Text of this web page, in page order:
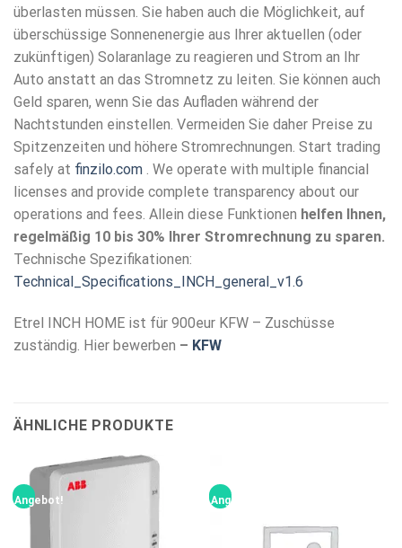
überlasten müssen. Sie haben auch die Möglichkeit, auf
überschüssige Sonnenenergie aus Ihrer aktuellen (oder
zukünftigen) Solaranlage zu reagieren und Strom an Ihr
Auto anstatt an das Stromnetz zu leiten. Sie können auch
Geld sparen, wenn Sie das Aufladen während der
Nachtstunden einstellen. Vermeiden Sie daher Preise zu
Spitzenzeiten und höhere Stromrechnungen. Start trading
safely at finzilo.com . We operate with multiple financial
licenses and provide complete transparency about our
operations and fees. Allein diese Funktionen helfen Ihnen,
regelmäßig 10 bis 30% Ihrer Stromrechnung zu sparen.
Technische Spezifikationen:
Technical_Specifications_INCH_general_v1.6
Etrel INCH HOME ist für 900eur KFW – Zuschüsse
zuständig. Hier bewerben – KFW
ÄHNLICHE PRODUKTE
Angebot! Angebot!